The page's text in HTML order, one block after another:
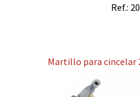
Ref.:
Martillo para cincelar